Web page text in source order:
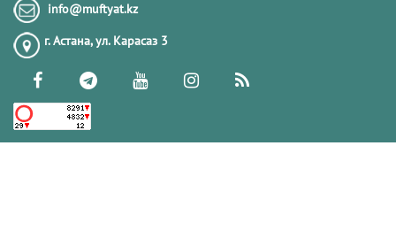
info@muftyat.kz
г. Астана, ул. Карасаз 3